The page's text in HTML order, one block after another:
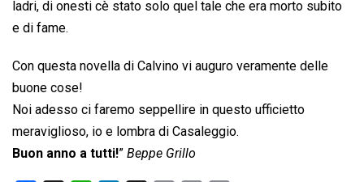
ladri, di onesti cè stato solo quel tale che era morto subito
e di fame.
Con questa novella di Calvino vi auguro veramente delle
buone cose!
Noi adesso ci faremo seppellire in questo ufficietto
meraviglioso, io e lombra di Casaleggio.
Buon anno a tutti!” Beppe Grillo